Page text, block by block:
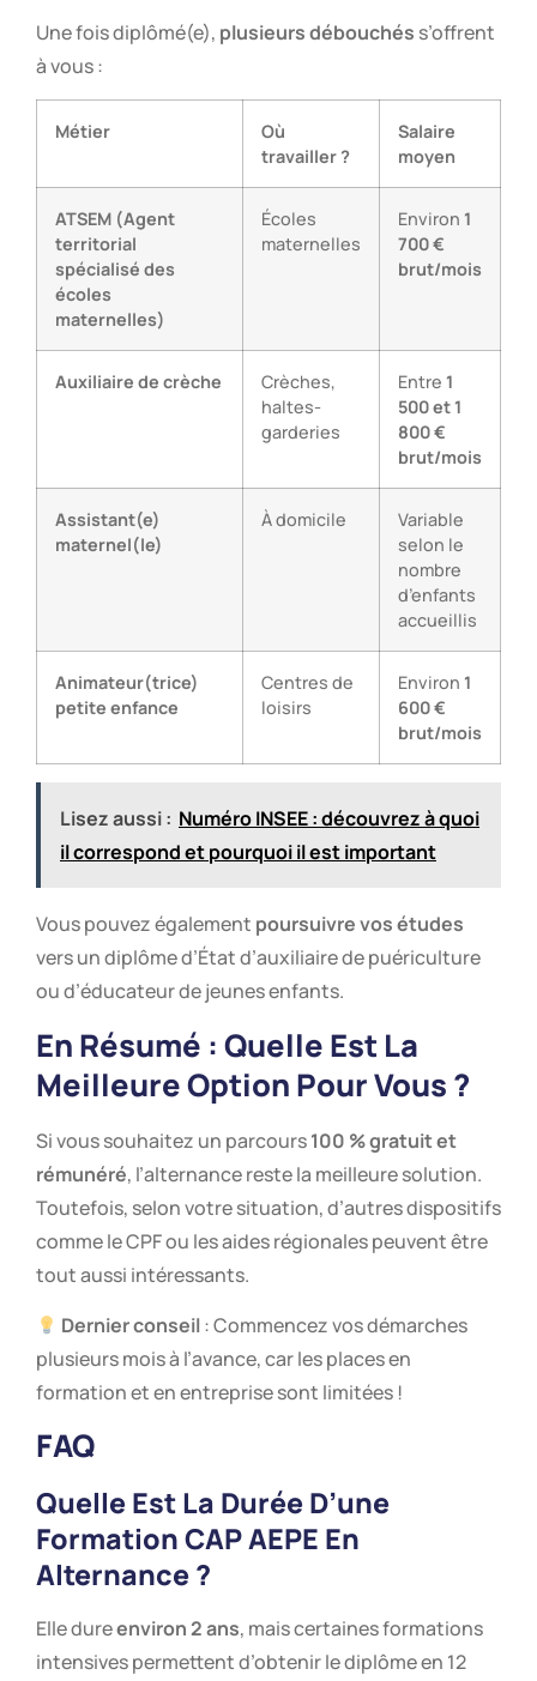
Une fois diplômé(e), plusieurs débouchés s’offrent
à vous :
Métier
Où
travailler ?
Salaire
moyen
ATSEM (Agent
territorial
spécialisé des
écoles
maternelles)
Écoles
maternelles
Environ 1
700 €
brut/mois
Auxiliaire de crèche
Crèches,
haltes-
garderies
Entre 1
500 et 1
800 €
brut/mois
Assistant(e)
maternel(le)
À domicile
Variable
selon le
nombre
d’enfants
accueillis
Animateur(trice)
petite enfance
Centres de
loisirs
Environ 1
600 €
brut/mois
Lisez aussi : Numéro INSEE : découvrez à quoi
il correspond et pourquoi il est important
Vous pouvez également poursuivre vos études
vers un diplôme d’État d’auxiliaire de puériculture
ou d’éducateur de jeunes enfants.
En Résumé : Quelle Est La
Meilleure Option Pour Vous ?
Si vous souhaitez un parcours100 % gratuit et
rémunéré, l’alternance reste la meilleure solution.
Toutefois, selon votre situation, d’autres dispositifs
comme le CPF ou les aides régionales peuvent être
tout aussi intéressants.
Dernier conseil: Commencez vos démarches
plusieurs mois à l’avance, car les places en
formation et en entreprise sont limitées !
FAQ
Quelle Est La Durée D’une
Formation CAP AEPE En
Alternance ?
Elle dureenviron 2 ans, mais certaines formations
intensives permettent d’obtenir le diplôme en 12